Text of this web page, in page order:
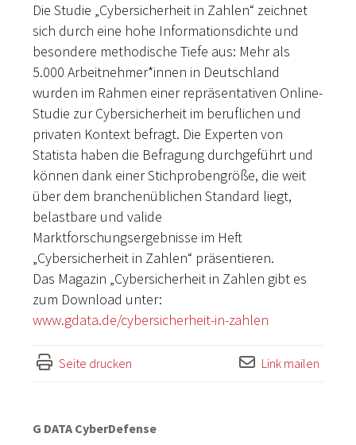
Die Studie „Cybersicherheit in Zahlen“ zeichnet
sich durch eine hohe Informationsdichte und
besondere methodische Tiefe aus: Mehr als
5.000 Arbeitnehmer*innen in Deutschland
wurden im Rahmen einer repräsentativen Online-
Studie zur Cybersicherheit im beruflichen und
privaten Kontext befragt. Die Experten von
Statista haben die Befragung durchgeführt und
können dank einer Stichprobengröße, die weit
über dem branchenüblichen Standard liegt,
belastbare und valide
Marktforschungsergebnisse im Heft
„Cybersicherheit in Zahlen“ präsentieren.
Das Magazin „Cybersicherheit in Zahlen gibt es
zum Download unter:
www.gdata.de/cybersicherheit-in-zahlen
Seite drucken Link mailen
G DATA CyberDefense